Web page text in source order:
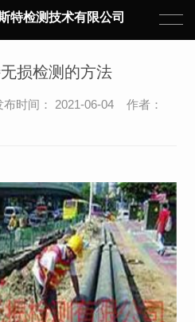
特检测技术有限公司
损检测的方法
时间： 2021-06-04 作者：